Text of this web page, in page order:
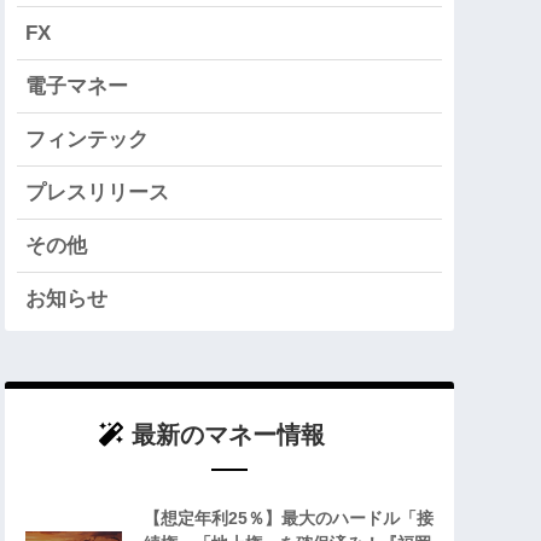
FX
電子マネー
フィンテック
プレスリリース
その他
お知らせ
最新のマネー情報
【想定年利25％】最大のハードル「接